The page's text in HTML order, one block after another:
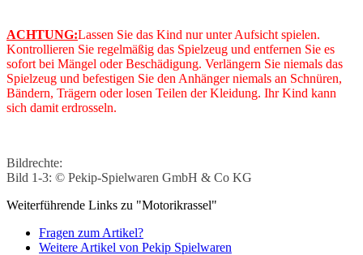
ACHTUNG:Lassen Sie das Kind nur unter Aufsicht spielen.
Kontrollieren Sie regelmäßig das Spielzeug und entfernen Sie es
sofort bei Mängel oder Beschädigung. Verlängern Sie niemals das
Spielzeug und befestigen Sie den Anhänger niemals an Schnüren,
Bändern, Trägern oder losen Teilen der Kleidung. Ihr Kind kann
sich damit erdrosseln.
Bildrechte:
Bild 1-3: © Pekip-Spielwaren GmbH & Co KG
Weiterführende Links zu "Motorikrassel"
Fragen zum Artikel?
Weitere Artikel von Pekip Spielwaren